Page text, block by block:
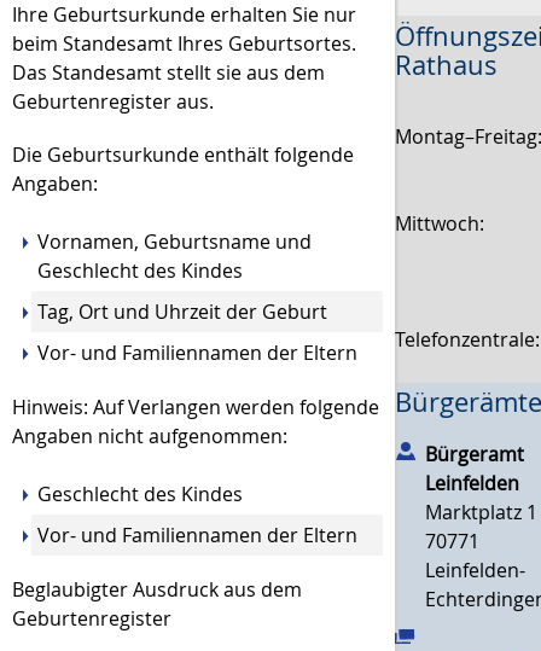
Ihre Geburtsurkunde erhalten Sie nur
beim Standesamt Ihres Geburtsortes.
Das Standesamt stellt sie aus dem
Geburtenregister aus.
Die Geburtsurkunde enthält folgende
Angaben:
Vornamen, Geburtsname und
Geschlecht des Kindes
Tag, Ort und Uhrzeit der Geburt
Vor- und Familiennamen der Eltern
Hinweis: Auf Verlangen werden folgende
Angaben nicht aufgenommen:
Geschlecht des Kindes
Vor- und Familiennamen der Eltern
Beglaubigter Ausdruck aus dem
Geburtenregister
Rathaus
Mittwoch:
Bürgeramt
Leinfelden
Marktplatz 1
70771
Leinfelden-